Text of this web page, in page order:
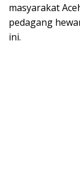
masyarakat
pedagang
ini.